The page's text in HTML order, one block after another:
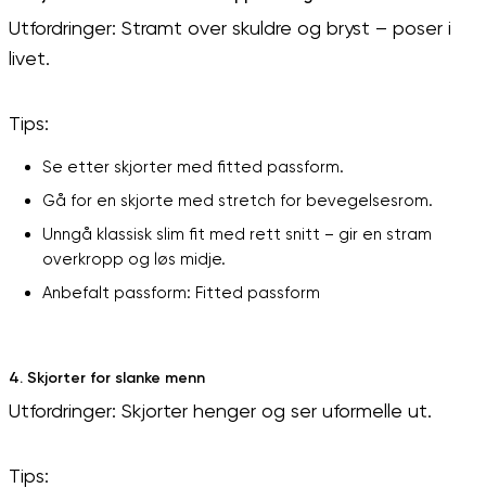
Utfordringer: Stramt over skuldre og bryst – poser i
livet.
Tips:
Se etter skjorter med fitted passform.
Gå for en skjorte med stretch for bevegelsesrom.
Unngå klassisk slim fit med rett snitt – gir en stram
overkropp og løs midje.
Anbefalt passform: Fitted passform
4. Skjorter for slanke menn
Utfordringer: Skjorter henger og ser uformelle ut.
Tips: